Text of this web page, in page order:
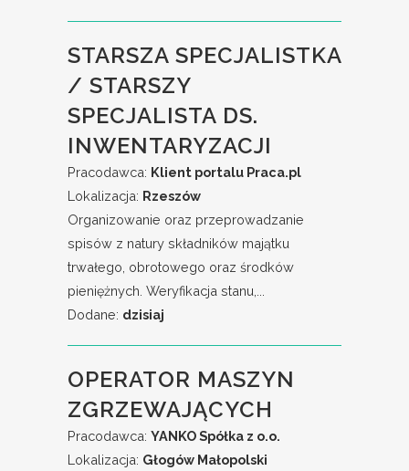
STARSZA SPECJALISTKA
/ STARSZY
SPECJALISTA DS.
INWENTARYZACJI
Pracodawca: Klient portalu Praca.pl
Lokalizacja: Rzeszów
Organizowanie oraz przeprowadzanie
spisów z natury składników majątku
trwałego, obrotowego oraz środków
pieniężnych. Weryfikacja stanu,...
Dodane: dzisiaj
OPERATOR MASZYN
ZGRZEWAJĄCYCH
Pracodawca: YANKO Spółka z o.o.
Lokalizacja: Głogów Małopolski